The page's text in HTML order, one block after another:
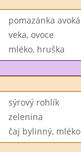
pomazánka
veka, ovoce
mléko, hruška
sýrový rohlík
zelenina
čaj bylinný, mléko